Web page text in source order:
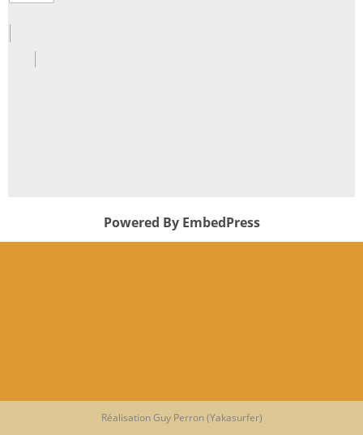
Powered By EmbedPress
Réalisation Guy Perron (Yakasurfer)